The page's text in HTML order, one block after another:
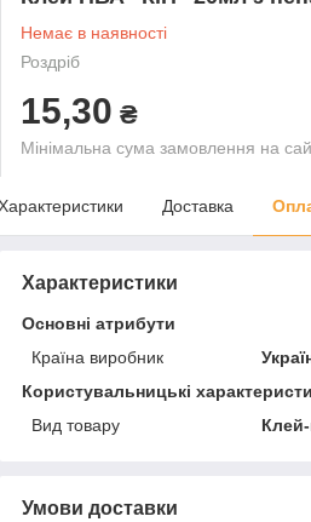
Немає в наявності
Роздріб
15,30 ₴
Мінімальна сума замовлення на
Доставка
Характеристики
Основні атрибути
Країна виробник
Користувальницькі
Вид товару
Умови доставки